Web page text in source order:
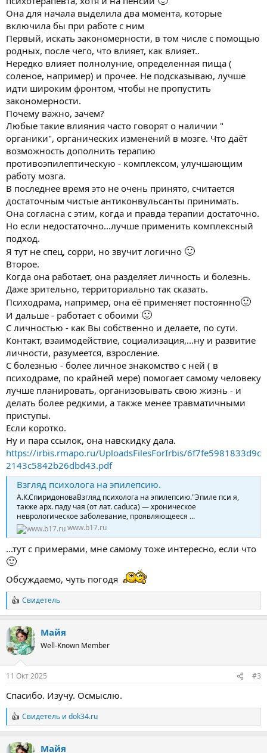
есть, но малые). Есть некоторое отставание эмоциональной
сферы и сексуальной сферы от более менее нормы. Пытаюсь
беседами растормошить на большее общение хотя бы в сети с
разными людьми на безопасных платформах. Был у него опыт
сексуальный с соседкой, но как я поняла неудачный. Очень
пока контролируем родителями и бабушкой. Не подскажите
что почитать по теме помощи людям с эпилепсией ну и по
психологии и психиатрии. Я из семьи медика , так что в
терминах разберусь.
Пока пробую его подвигнуть к большей сепарации от родных
и большего развития Я.
Она для начала выделила два момента, которые
включила бы при работе с ним
Первый, искать закономерности, в том числе с помощью
родных, после чего, что влияет, как влияет..
Нередко влияет полнолуние, определенная пища (
соленое, например) и прочее. Не подсказываю, лучше
идти широким фронтом, чтобы не пропустить
закономерности.
Почему важно, зачем?
Любые такие влияния часто говорят о наличии "
органики", органических изменений в мозге. Что даёт
возможность дополнить терапию
противоэпилептическую - комплексом, улучшающим
работу мозга.
В последнее время это не очень принято, считается
достаточным чистые антиконвульсанты принимать.
Она согласна с этим, когда и правда терапии достаточно.
Но если недостаточно...лучше применить комплексный
подход.
Я тут не спец, сорри, но звучит логично 🙂
Второе.
Когда она работает, она разделяет личность и болезнь.
Даже зрительно, территориально так сказать.
Психодрама, например, она её применяет постоянно🙂
И дальше - работает с обоими 🙂
С личностью - как Вы собственно и делаете, по сути.
Контакт, взаимодействие, социализация,...ну и развитие
личности, разумеется, взросление.
С болезнью - более личное знакомство с ней ( в
психодраме, по крайней мере) помогает самому человеку
лучше планировать, организовывать свою жизнь - и
делать более редкими, а также менее травматичными
приступы.
Если коротко.
Ну и пара ссылок, она навскидку дала.
https://irbis.rmapo.ru/UploadsFilesForIrbis/6f7fe5981833d9c
2143c5842b26dbd43.pdf
Взгляд психолога на эпилепсию.
А.К.СпиридоноваВзгляд психолога на эпилепсию."Эпиле пси я,
также арх. паду чая (от лат. caduca) — хроническое
неврологическое заболевание, проявляющееся ...
www.b17.ru
...тут с примерами, мне самому тоже интересно, если что
🙂
Обсуждаемо, чуть погодя
Р
е
к
ц
и
Свидетель
Майя
Well-Known Member
11 Окт 2025 #3
Спасибо. Изучу. Осмыслю.
Р
е
к
Свидетель и dok34.ru
Майя